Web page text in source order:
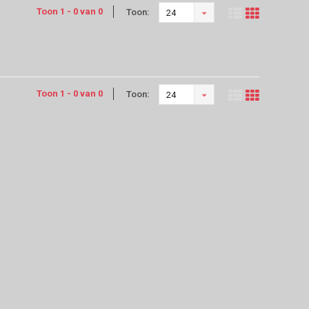
Toon 1 - 0 van 0 Toon: 24
Toon 1 - 0 van 0 Toon: 24